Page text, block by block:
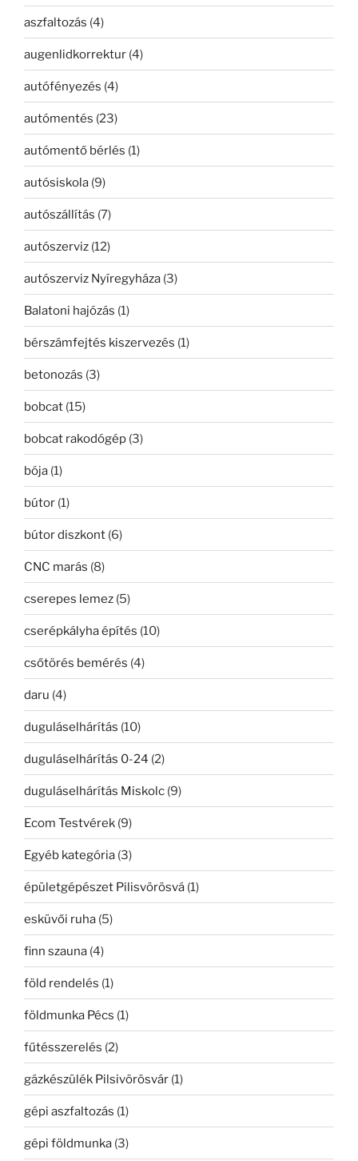
aszfaltozás (4)
augenlidkorrektur (4)
autófényezés (4)
autómentés (23)
autómentő bérlés (1)
autósiskola (9)
autószállítás (7)
autószerviz (12)
autószerviz Nyíregyháza (3)
Balatoni hajózás (1)
bérszámfejtés kiszervezés (1)
betonozás (3)
bobcat (15)
bobcat rakodógép (3)
bója (1)
bútor (1)
bútor diszkont (6)
CNC marás (8)
cserepes lemez (5)
cserépkályha építés (10)
csőtörés bemérés (4)
daru (4)
duguláselhárítás (10)
duguláselhárítás 0-24 (2)
duguláselhárítás Miskolc (9)
Ecom Testvérek (9)
Egyéb kategória (3)
épületgépészet Pilisvörösvá (1)
esküvői ruha (5)
finn szauna (4)
föld rendelés (1)
földmunka Pécs (1)
fűtésszerelés (2)
gázkészülék Pilsivörösvár (1)
gépi aszfaltozás (1)
gépi földmunka (3)